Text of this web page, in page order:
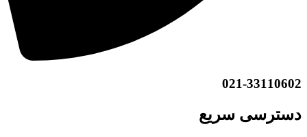
021-33110602
دسترسی سریع